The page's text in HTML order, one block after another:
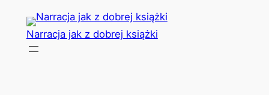
Przejdź
treści
Narracja jak z dobrej książki